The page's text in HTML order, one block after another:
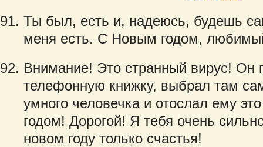
Ты был, есть и, надеюсь, будешь
меня есть. С Новым годом,
Внимание! Это странный вирус! Он
телефонную книжку, выбрал там
умного человечка и отослал ему
годом! Дорогой! Я тебя очень
новом году только счастья!